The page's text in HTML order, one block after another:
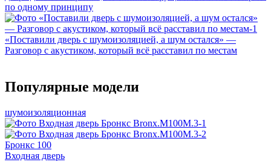
по одному принципу
«Поставили дверь с шумоизоляцией, а шум остался» —
Разговор с акустиком, который всё расставил по местам
Популярные модели
шумоизоляционная
Бронкс 100
Входная дверь